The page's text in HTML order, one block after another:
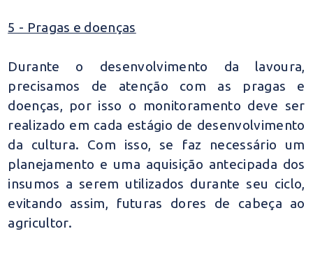
5 - Pragas e doenças
Durante o desenvolvimento da lavoura,
precisamos de atenção com as pragas e
doenças, por isso o monitoramento deve ser
realizado em cada estágio de desenvolvimento
da cultura. Com isso, se faz necessário um
planejamento e uma aquisição antecipada dos
insumos a serem utilizados durante seu ciclo,
evitando assim, futuras dores de cabeça ao
agricultor.